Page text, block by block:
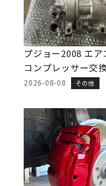
プジョー2008 エア
コンプレッサー交
2026-08-08 その他